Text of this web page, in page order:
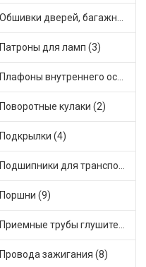
Обшивки дверей, багажника, потолков, накладки салона (24)
Патроны для ламп (3)
Плафоны внутреннего освещения (1)
Поворотные кулаки (2)
Подкрылки (4)
Подшипники для транспорта (43)
Поршни (9)
Приемные трубы глушителя (4)
Провода зажигания (8)